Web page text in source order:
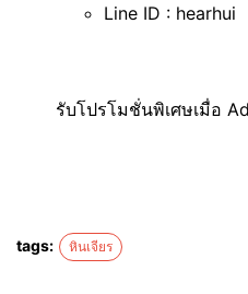
Line ID : hearhui
รับโปรโมชั่นพิเศษเมื่อ
tags: หินเจียร